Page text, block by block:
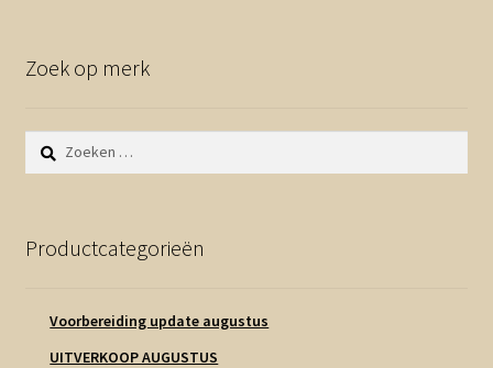
Zoek op merk
Zoeken
naar:
Productcategorieën
Voorbereiding update augustus
UITVERKOOP AUGUSTUS